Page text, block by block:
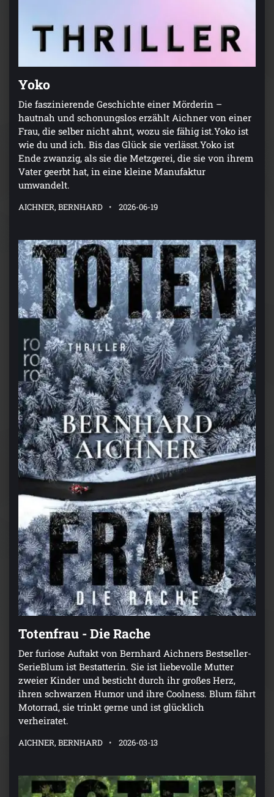
Yoko
Die faszinierende Geschichte einer Mörderin –
hautnah und schonungslos erzählt Aichner von einer
Frau, die selber nicht ahnt, wozu sie fähig ist.Yoko ist
wie du und ich. Bis das Glück sie verlässt.Yoko ist
Ende zwanzig, als sie die Metzgerei, die sie von ihrem
Vater geerbt hat, in eine kleine Manufaktur
umwandelt.
AICHNER, BERNHARD 2026-06-19
Totenfrau - Die Rache
Der furiose Auftakt von Bernhard Aichners Bestseller-
SerieBlum ist Bestatterin. Sie ist liebevolle Mutter
zweier Kinder und besticht durch ihr großes Herz,
ihren schwarzen Humor und ihre Coolness. Blum fährt
Motorrad, sie trinkt gerne und ist glücklich
verheiratet.
AICHNER, BERNHARD 2026-03-13